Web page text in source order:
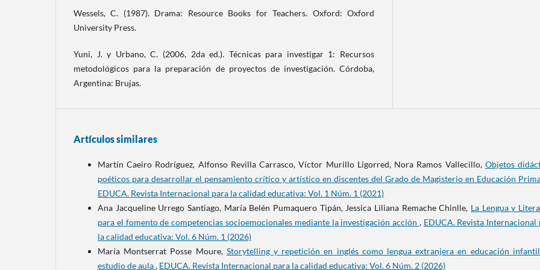
Wessels, C. (1987). Drama: Resource Books for Teachers. Oxford: Oxford
University Press.
Yuni, J. y Urbano, C. (2006, 2da ed.). Técnicas para investigar 1: Recursos
metodológicos para la preparación de proyectos de investigación. Córdoba,
Argentina: Brujas.
Artículos similares
Martín Caeiro Rodríguez, Alfonso Revilla Carrasco, Víctor Murillo Ligorred, Nora Ramos Vallecillo, Objetos
poéticos para desarrollar el pensamiento crítico y artístico en discentes del Grado de Magisterio en Educación
EDUCA. Revista Internacional para la calidad educativa: Vol. 1 Núm. 1 (2021)
Ana Jacqueline Urrego Santiago, María Belén Pumaquero Tipán, Jessica Liliana Remache Chinlle, La Lengua y
para el fomento de competencias socioemocionales mediante la investigación acción , EDUCA. Revista Internacional
la calidad educativa: Vol. 6 Núm. 1 (2026)
María Montserrat Posse Moure, Storytelling y repetición en inglés como lengua extranjera en educación
estudio de aula, EDUCA. Revista Internacional para la calidad educativa: Vol. 6 Núm. 2 (2026)